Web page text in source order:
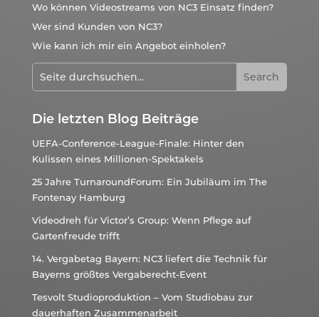
Wo können Videostreams von NC3 Einsatz finden?
Wer sind Kunden von NC3?
Wie kann ich mir ein Angebot einholen?
Die letzten Blog Beiträge
UEFA-Conference-League-Finale: Hinter den
Kulissen eines Millionen-Spektakels
25 Jahre TurnaroundForum: Ein Jubiläum im The
Fontenay Hamburg
Videodreh für Victor’s Group: Wenn Pflege auf
Gartenfreude trifft
14. Vergabetag Bayern: NC3 liefert die Technik für
Bayerns größtes Vergaberecht-Event
Tesvolt Studioproduktion – Vom Studiobau zur
dauerhaften Zusammenarbeit